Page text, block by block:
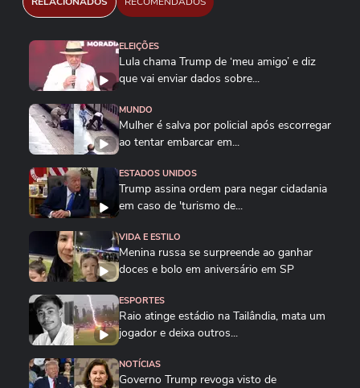
ELEIÇÕES
Lula chama Trump de ‘meu amigo’ e diz
que vai enviar dados sobre...
MUNDO
Mulher é salva por policial após escorregar
ao tentar embarcar em...
ESTADOS UNIDOS
Trump assina ordem para negar cidadania
em caso de 'turismo de...
VIDA E ESTILO
Menina russa se surpreende ao ganhar
doces e bolo em aniversário em SP
ESPORTES
Raio atinge estádio na Tailândia, mata um
jogador e deixa outros...
NOTÍCIAS
Governo Trump revoga visto de